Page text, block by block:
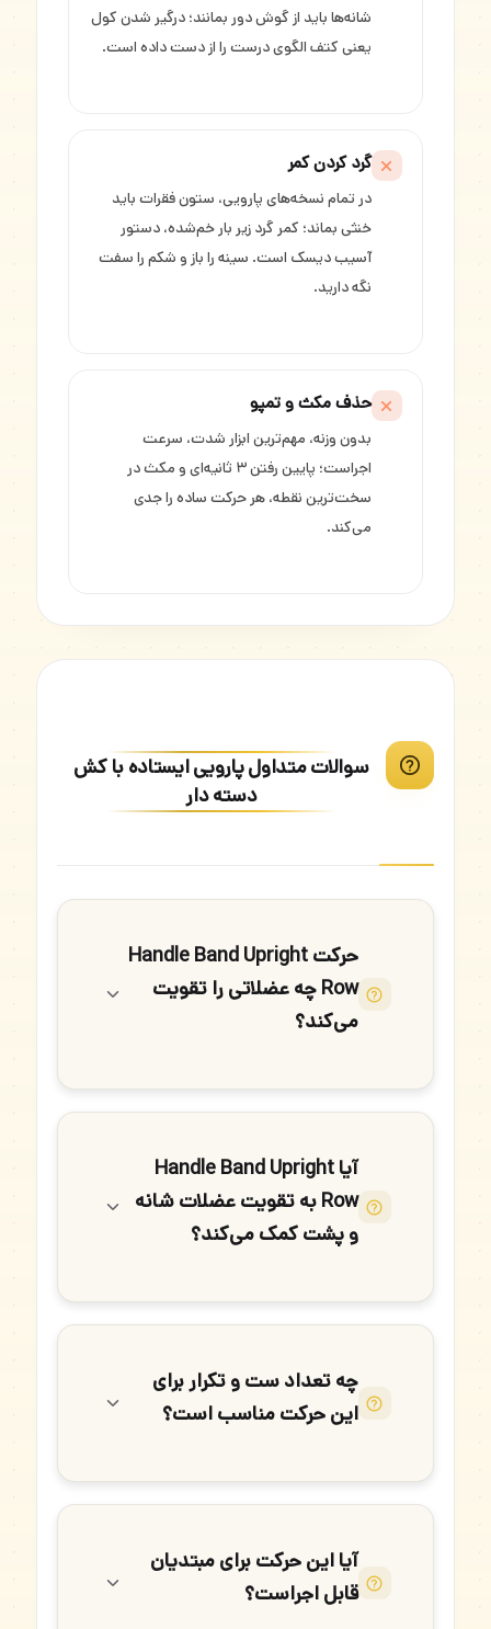
شانه‌ها باید از گوش دور بمانند؛ درگیر شدن کول
یعنی کتف الگوی درست را از دست داده است.
گرد کردن کمر
در تمام نسخه‌های پارویی، ستون فقرات باید
خنثی بماند؛ کمر گرد زیر بار خم‌شده، دستور
آسیب دیسک است. سینه را باز و شکم را سفت
نگه دارید.
حذف مکث و تمپو
بدون وزنه، مهم‌ترین ابزار شدت، سرعت
اجراست؛ پایین رفتن ۳ ثانیه‌ای و مکث در
سخت‌ترین نقطه، هر حرکت ساده را جدی
می‌کند.
سوالات متداول پارویی ایستاده با کش
دسته دار
حرکت Handle Band Upright
Row چه عضلاتی را تقویت
می‌کند؟
آیا Handle Band Upright
Row به تقویت عضلات شانه
و پشت کمک می‌کند؟
چه تعداد ست و تکرار برای
این حرکت مناسب است؟
آیا این حرکت برای مبتدیان
قابل اجراست؟